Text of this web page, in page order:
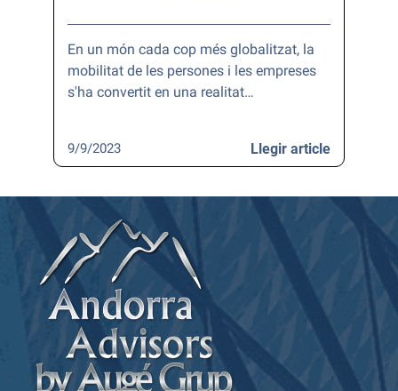
En un món cada cop més globalitzat, la
mobilitat de les persones i les empreses
s'ha convertit en una realitat…
Llegir article
9/9/2023